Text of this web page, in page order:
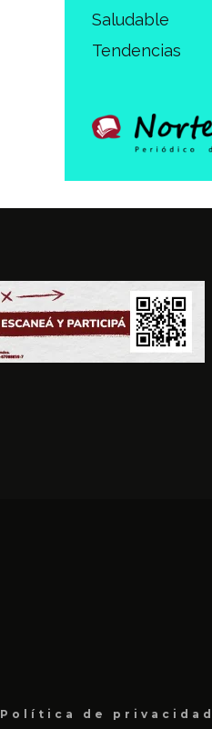
Saludable
Tendencias
Política de privacidad